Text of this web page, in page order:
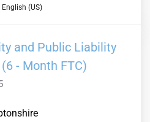
English (US)
and Public Liability
- Month FTC)